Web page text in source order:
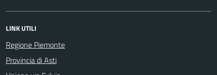
LINK UTILI
Regione Piemonte
Provincia di Asti